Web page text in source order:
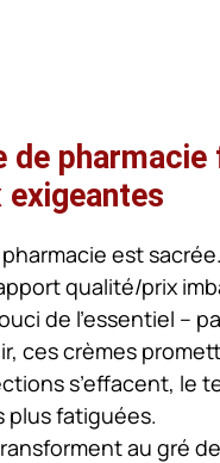
de
exigeantes
est
qualité/prix
de l’essentiel –
ces crèmes
s’effacent, le
plus fatiguées.
au gré